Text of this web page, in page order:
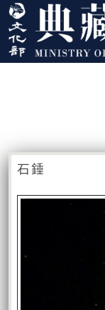
跳到主要內容
:::
石錘